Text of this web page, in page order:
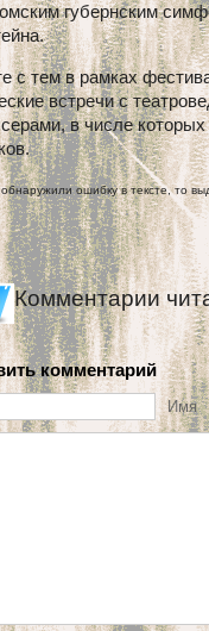
губернским
с тем в рамках
встречи с
в числе
ошибку в тексте, то
Комментарии
комментарий
Имя